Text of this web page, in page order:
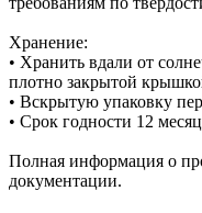
Хранение:
• Хранить вдали от
плотно закрытой
• Вскрытую упаковку
• Срок годности 12
Полная информация о
документации.